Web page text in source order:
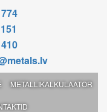
METALLIKALKULAATOR